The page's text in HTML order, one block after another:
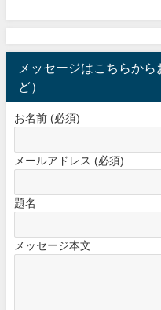
メッセージはこちらか
ど）
お名前 (必須)
メールアドレス (必須)
題名
メッセージ本文